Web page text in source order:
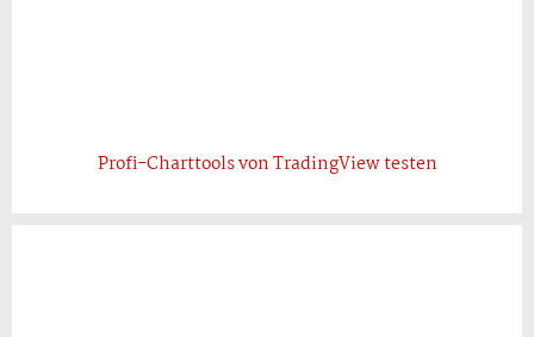
Profi-Charttools von TradingView testen